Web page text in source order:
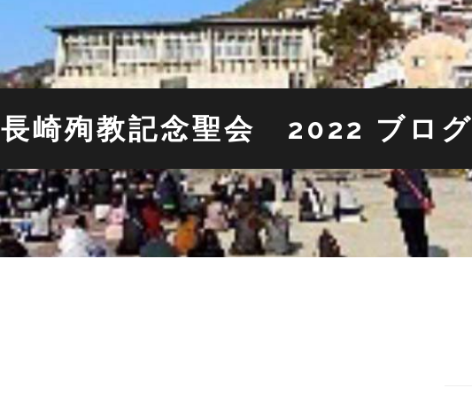
長崎殉教記念聖会 2022 ブログ